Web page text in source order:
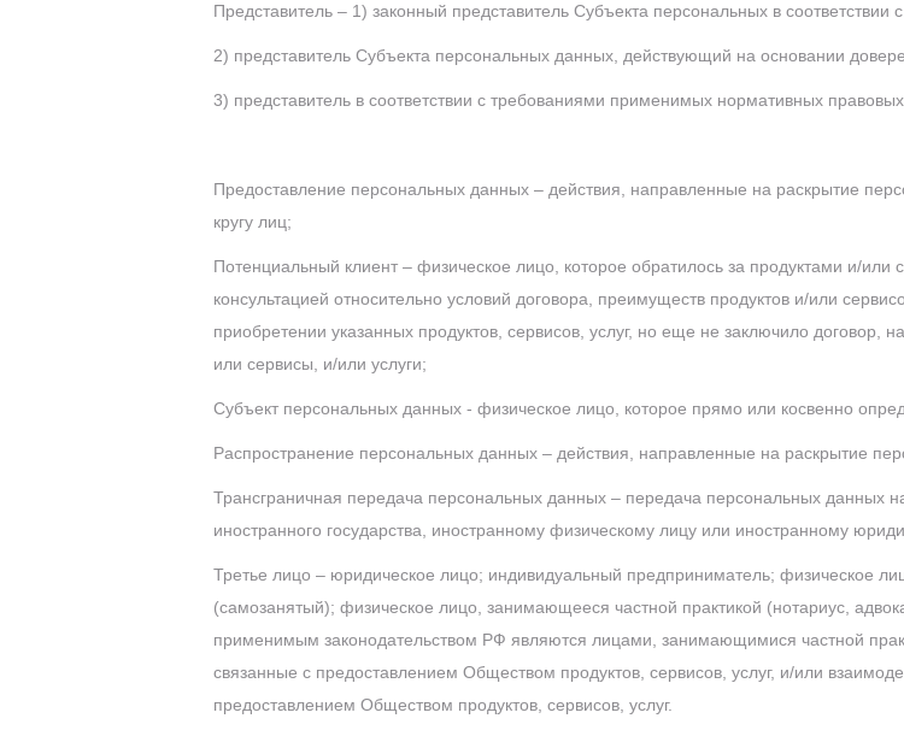
Представитель – 1) законный представитель Субъекта персональных в соответствии
2) представитель Субъекта персональных данных, действующий на основании
3) представитель в соответствии с требованиями применимых нормативных
Предоставление персональных данных – действия, направленные на раскрытие
кругу лиц;
Потенциальный клиент – физическое лицо, которое обратилось за продуктами и/
консультацией относительно условий договора, преимуществ продуктов и/или
приобретении указанных продуктов, сервисов, услуг, но еще не заключило договор,
или сервисы, и/или услуги;
Субъект персональных данных - физическое лицо, которое прямо или косвенно
Распространение персональных данных – действия, направленные на раскрытие
Трансграничная передача персональных данных – передача персональных данных
иностранного государства, иностранному физическому лицу или иностранному
Третье лицо – юридическое лицо; индивидуальный предприниматель; физическое
(самозанятый); физическое лицо, занимающееся частной практикой (нотариус,
применимым законодательством РФ являются лицами, занимающимися частной
связанные с предоставлением Обществом продуктов, сервисов, услуг, и/или
предоставлением Обществом продуктов, сервисов, услуг.